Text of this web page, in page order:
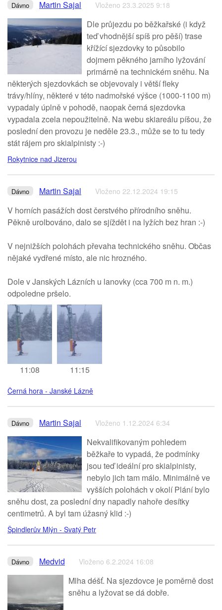
Dávno Martin Sajal Vloženo 23.3.2025 9:18
Dle průjezdu po běžkařské (i když
teď vhodnější spíš pro pěší) trase
křížící sjezdovky to působilo
dojmem pěkného jarního lyžování
primárně na technickém sněhu. Na
některých sjezdovkách se objevovaly i větší fleky
trávy/hlíny, některé v této nadmořské výšce (1000-1100 m)
vypadaly úplně v pohodě, naopak černá sjezdovka
vypadala zcela nepoužitelně. Na webu skiareálu píšou, že
poslední den provozu je neděle 23.3., může se to tu tedy
stát rájem pro skialpinisty :-)
Rokytnice nad Jizerou
Dávno Martin Sajal Vloženo 22.12.2024 19:15
V horních pasážích dost čerstvého přírodního sněhu.
Pěkně urolbováno, dalo se sjíždět i na lyžích bez hran :-)
V nejnižších polohách převaha technického sněhu. Občas
nějaké vydřené místo, ale nic hrozného.
Dole v Janských Lázních u lanovky (cca 700 m n. m.)
odpoledne pršelo.
11:08 11:15
Černá hora - Janské Lázně
Dávno Martin Sajal Vloženo 1.12.2024 6:34
Nekvalifikovaným pohledem
běžkaře to vypadá, že podmínky
jsou teď ideální pro skialpinisty,
nebylo jich tam málo. Minimálně ve
vyšších polohách v okolí Plání bylo
sněhu dost, za poslední dny napadly nahoře desítky
centimetrů. A byl tam úžasný klid :-)
Špindlerův Mlýn - Svatý Petr
Dávno Medvid Vloženo 6.2.2024 16:08
Mlha déšť. Na sjezdovce je poměrně dost
sněhu a lyžovat se dá dobře.